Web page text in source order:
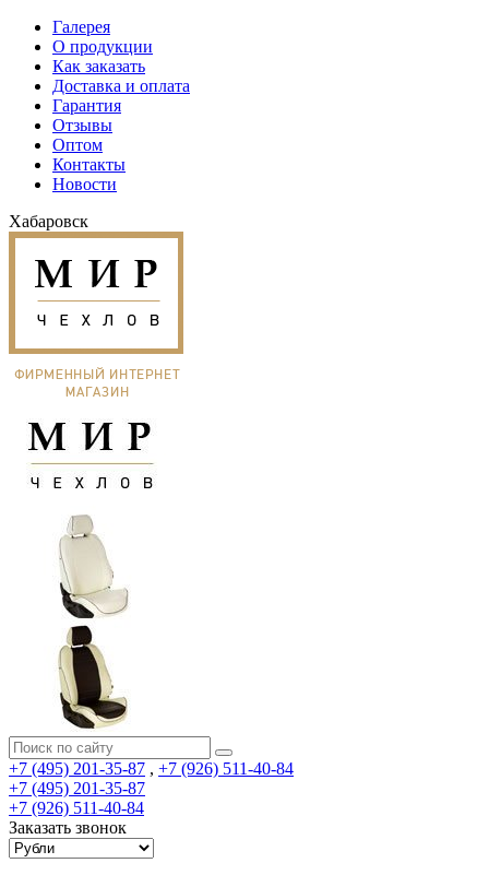
Галерея
О продукции
Как заказать
Доставка и оплата
Гарантия
Отзывы
Оптом
Контакты
Новости
Хабаровск
+7 (495) 201-35-87 , +7 (926) 511-40-84
+7 (495) 201-35-87
+7 (926) 511-40-84
Заказать звонок